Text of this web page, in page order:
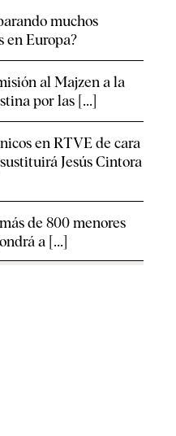
muchos
en Europa?
al Majzen a la
por las [...]
en RTVE de cara
Jesús Cintora
de 800 menores
a [...]